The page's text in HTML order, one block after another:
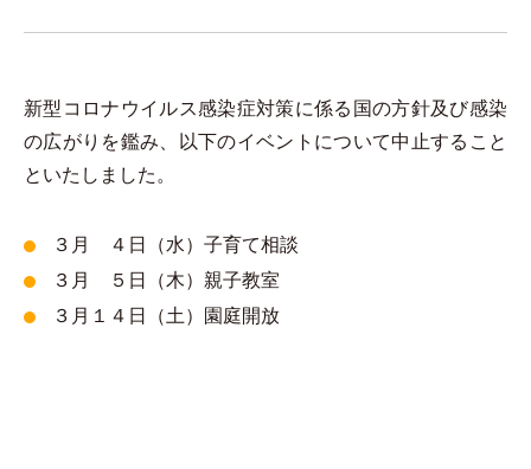
新型コロナウイルス感染症対策に係る国の方針及び感染
の広がりを鑑み、以下のイベントについて中止すること
といたしました。
３月 ４日（水）子育て相談
３月 ５日（木）親子教室
３月１４日（土）園庭開放